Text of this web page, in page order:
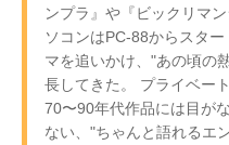
ンプラ』や『ビックリマ
ソコンはPC-88からスタ
マを追いかけ、"あの頃の
長してきた。 プライベー
70〜90年代作品には目が
ない、"ちゃんと語れるエ